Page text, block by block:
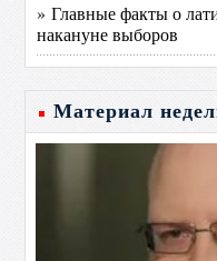
» Главные факты о
накануне выборов
Материал